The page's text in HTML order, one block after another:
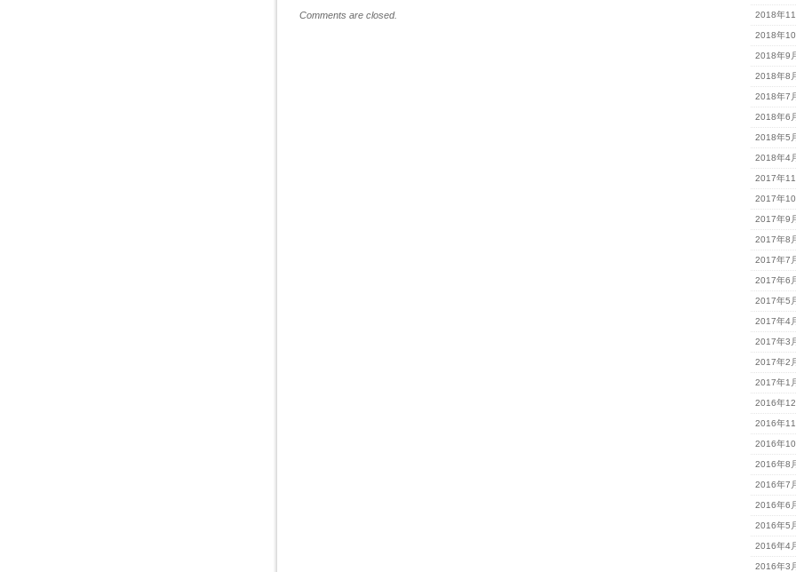
Comments are closed. 2018年11
2018年10
2018年9
2018年8
2018年7
2018年6
2018年5
2018年4
2017年11
2017年10
2017年9
2017年8
2017年7
2017年6
2017年5
2017年4
2017年3
2017年2
2017年1
2016年12
2016年11
2016年10
2016年8
2016年7
2016年6
2016年5
2016年4
2016年3